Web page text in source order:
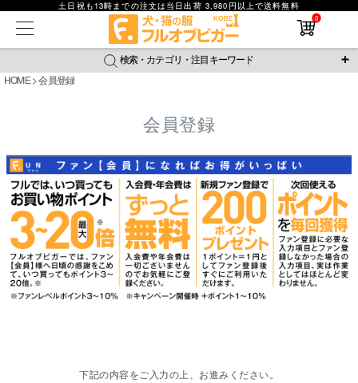
土日祝も13時までの注文は当日出荷 3,980円以上で送料無料
0
検索・カテゴリ・注目キーワード
腹巻 撥水レイン
接触冷感 おそろコーデ 背中開きアイテム
新作アイテム
返品・交換について ご利用ガイド
在庫なし商品を表示しない
商品番号
価格が安い順
価格が高い順
レビュー数順
検索
HOME 会員登録
会員登録
下記の内容をご入力の上、お進みください。